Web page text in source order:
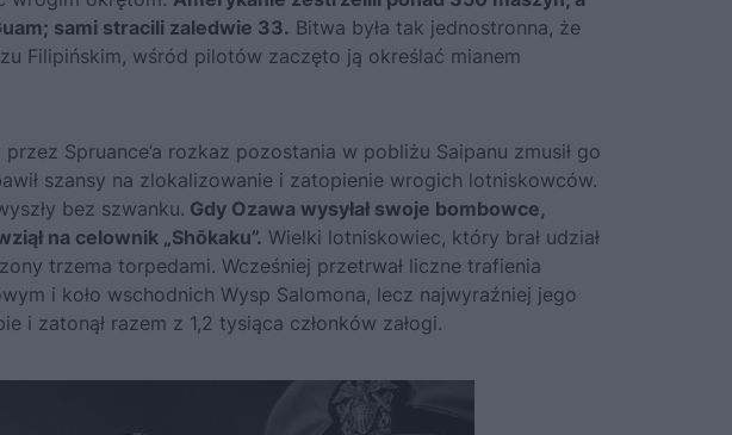
sami stracili zaledwie 33. Bitwa była tak jednostronna, że
Filipińskim, wśród pilotów zaczęto ją określać mianem
Spruance’a rozkaz pozostania w pobliżu Saipanu zmusił go
szansy na zlokalizowanie i zatopienie wrogich lotniskowców.
bez szwanku. Gdy Ozawa wysyłał swoje bombowce,
na celownik „Shōkaku”. Wielki lotniskowiec, który brał udział
trzema torpedami. Wcześniej przetrwał liczne trafienia
i koło wschodnich Wysp Salomona, lecz najwyraźniej jego
i zatonął razem z 1,2 tysiąca członków załogi.